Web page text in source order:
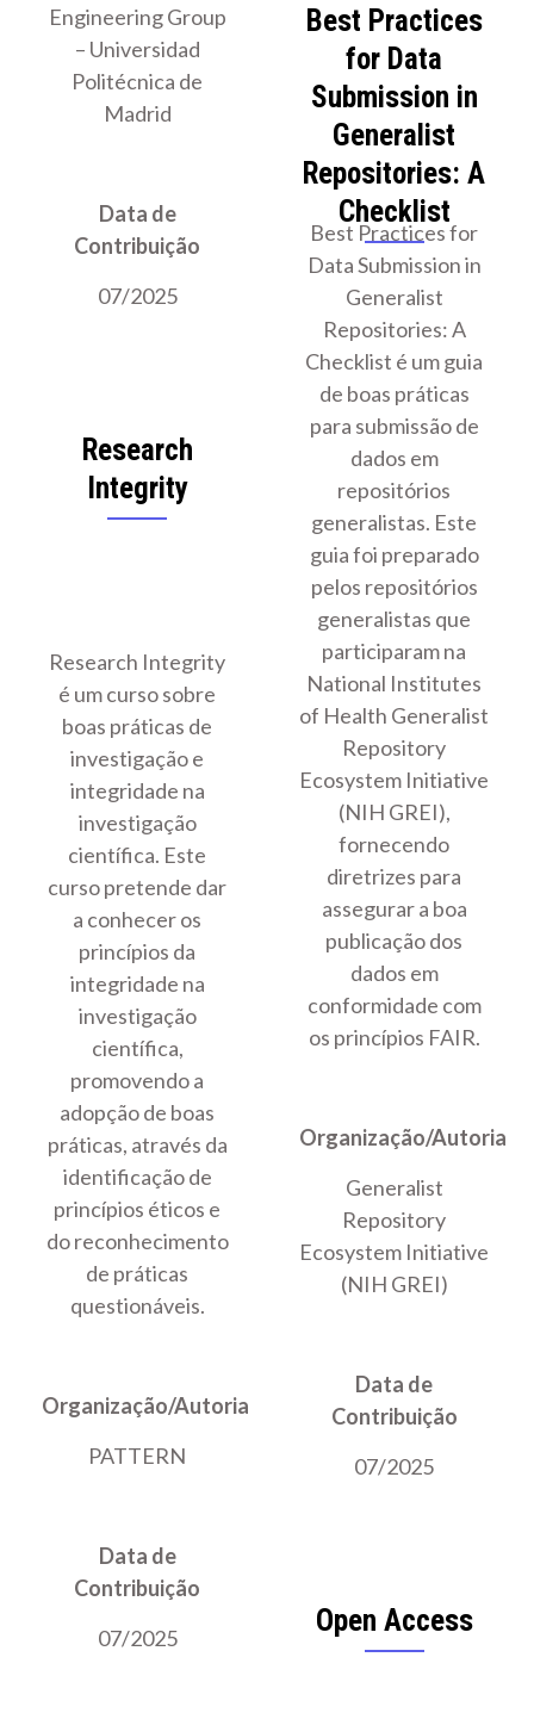
Engineering Group
– Universidad
Politécnica de
Madrid
Data de
Contribuição
07/2025
Best Practices
for Data
Submission in
Generalist
Repositories: A
Checklist
Best Practices for
Data Submission in
Generalist
Repositories: A
Checklist é um guia
de boas práticas
para submissão de
dados em
repositórios
generalistas. Este
guia foi preparado
pelos repositórios
generalistas que
participaram na
National Institutes
of Health Generalist
Repository
Ecosystem Initiative
(NIH GREI),
fornecendo
diretrizes para
assegurar a boa
publicação dos
dados em
conformidade com
os princípios FAIR.
Organização/Autoria
Generalist
Repository
Ecosystem Initiative
(NIH GREI)
Data de
Contribuição
07/2025
Research
Integrity
Research Integrity
é um curso sobre
boas práticas de
investigação e
integridade na
investigação
científica. Este
curso pretende dar
a conhecer os
princípios da
integridade na
investigação
científica,
promovendo a
adopção de boas
práticas, através da
identificação de
princípios éticos e
do reconhecimento
de práticas
questionáveis.
Organização/Autoria
PATTERN
Data de
Contribuição
07/2025
Open Access